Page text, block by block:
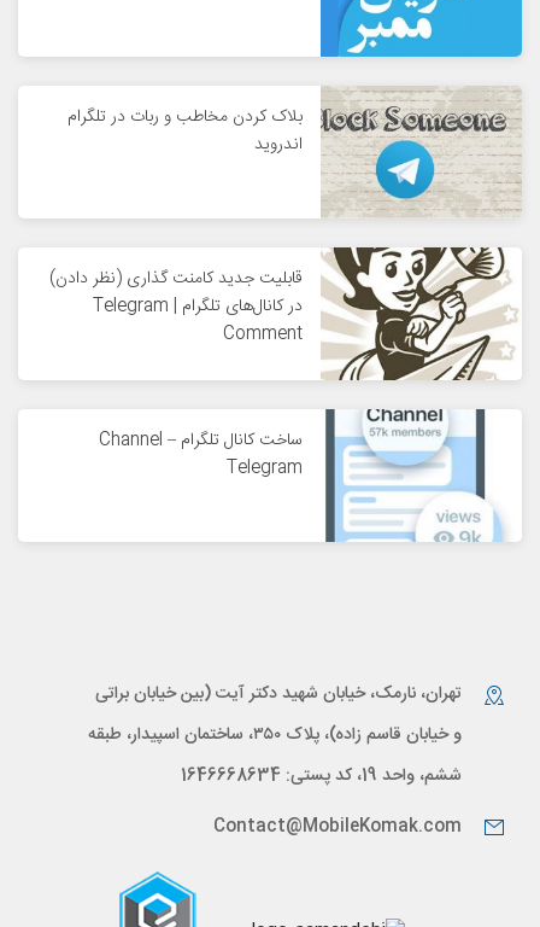
بلاک کردن مخاطب و ربات در تلگرام
اندروید
قابلیت جدید کامنت گذاری (نظر دادن)
در کانال‌های تلگرام | Telegram
Comment
ساخت کانال تلگرام – Channel
Telegram
تهران، نارمک، خیابان شهید دکتر آیت (بین خیابان براتی
و خیابان قاسم زاده)، پلاک ۳۵۰، ساختمان اسپیدار، طبقه
ششم، واحد 19، کد پستی: 1646668634
Contact@MobileKomak.com